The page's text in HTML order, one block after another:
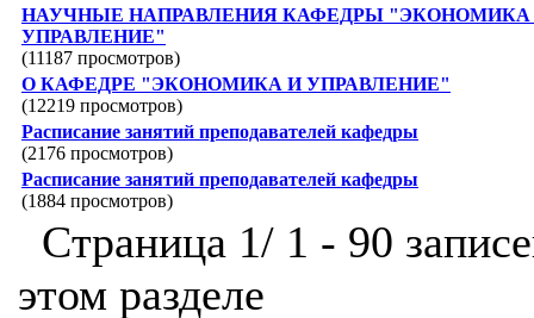
НАУЧНЫЕ НАПРАВЛЕНИЯ КАФЕДРЫ "ЭКОНОМИКА
УПРАВЛЕНИЕ"
(11187 просмотров)
О КАФЕДРЕ "ЭКОНОМИКА И УПРАВЛЕНИЕ"
(12219 просмотров)
Расписание занятий преподавателей кафедры
(2176 просмотров)
Расписание занятий преподавателей кафедры
(1884 просмотров)
Страница 1/ 1 - 90
этом разделе